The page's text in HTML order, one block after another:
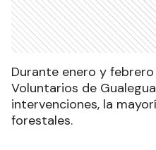
Durante enero y
Voluntarios de
intervenciones, la
forestales.